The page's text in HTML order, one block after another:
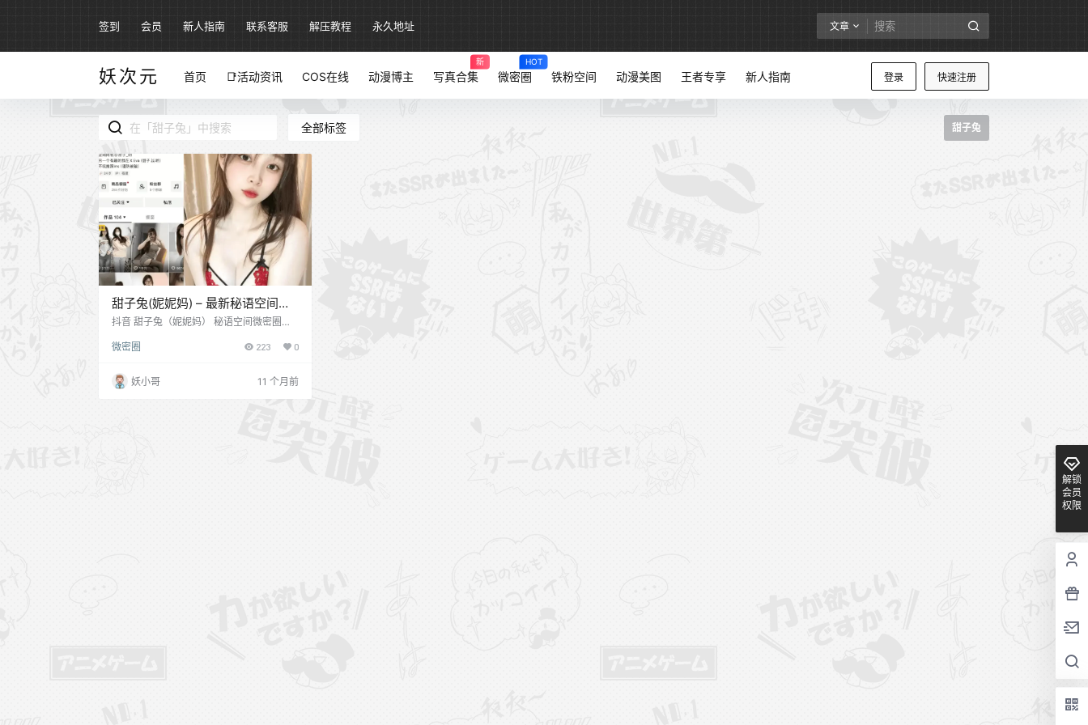
签到 会员 新人指南 联系客服 解压教程 永久地址 文章
妖次元 登录 快速注册
首页 📑活动资讯 COS在线 动漫博主 写真合集
新
微密圈
HOT
铁粉空间 动漫美图 王者专享 新人指南
全部标签 甜子兔
甜子兔(妮妮妈) – 最新秘语空间微
密圈合集 25年抖音资源更新中
抖音 甜子兔（妮妮妈） 秘语空间微密圈合
蹈博主，抖音号：Abcd528. IP属地：浙江
姐，她的订阅写真都很用心去回馈给会员，
喜欢的话多多支持本人~ 甜子兔 模特介绍图
甜子兔 微密圈秘语空间合集全套目录 抖音
微密圈 223 0
妖小哥 11 个月前
解锁
会员
权限